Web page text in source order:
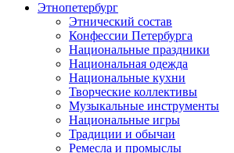
Этнопетербург
Этнический состав
Конфессии Петербурга
Национальные праздники
Национальная одежда
Национальные кухни
Творческие коллективы
Музыкальные инструменты
Национальные игры
Традиции и обычаи
Ремесла и промыслы